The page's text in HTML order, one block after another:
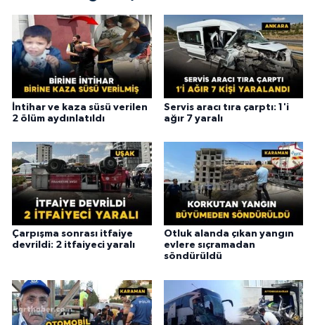
İntihar ve kaza süsü verilen
2 ölüm aydınlatıldı
Servis aracı tıra çarptı: 1'i
ağır 7 yaralı
Çarpışma sonrası itfaiye
devrildi: 2 itfaiyeci yaralı
Otluk alanda çıkan yangın
evlere sıçramadan
söndürüldü